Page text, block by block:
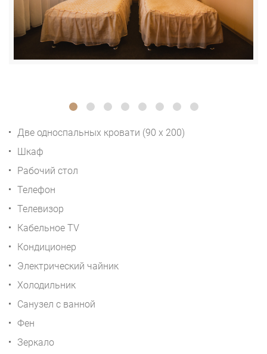
Две односпальных кровати (90 x 200)
Шкаф
Рабочий стол
Телефон
Телевизор
Кабельное TV
Кондиционер
Электрический чайник
Холодильник
Санузел с ванной
Фен
Зеркало